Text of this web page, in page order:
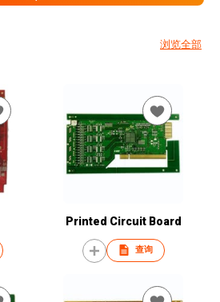
浏览全部
Printed Circuit Board
查询